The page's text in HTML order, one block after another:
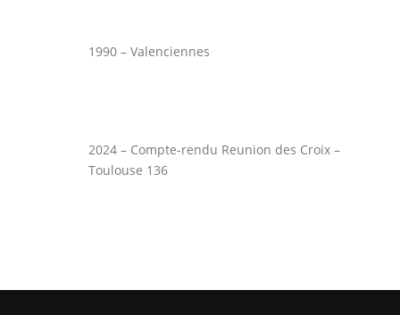
1990 – Valenciennes
2024 – Compte-rendu Reunion des Croix –
Toulouse 136